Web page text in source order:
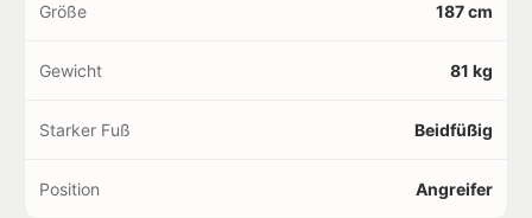
Größe 187 cm
Gewicht 81 kg
Starker Fuß Beidfüßig
Position Angreifer